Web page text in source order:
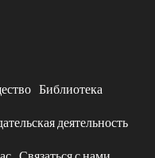
Библиотека
деятельность